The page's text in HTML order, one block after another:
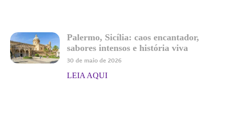
Palermo, Sicília: caos encantador,
sabores intensos e história viva
30 de maio de 2026
LEIA AQUI